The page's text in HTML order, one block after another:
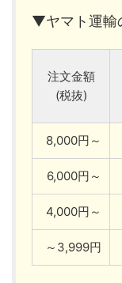
▼ヤマト運輸
注文金額
(税抜)
8,000円～
6,000円～
4,000円～
～3,999円